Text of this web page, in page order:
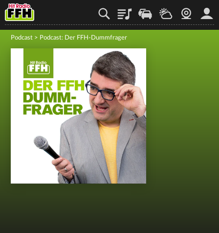
PlaylistStaupilotWetterWebcam
Podcast > Podcast: Der FFH-Dummfrager